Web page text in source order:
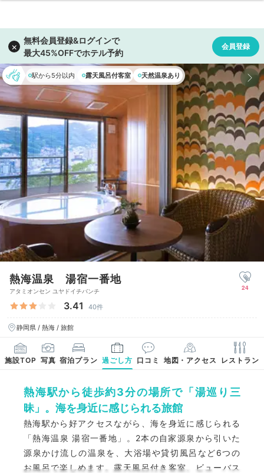
駅から5分以内 露天風呂付客室 天然温泉あり
熱海温泉 湯宿一番地
アタミオンセン ユヤドイチバンチ
3.41 40件
静岡県 / 熱海 / 旅館
24
施設TOP 写真 宿泊プラン 過ごし方 口コミ 地図・アクセス レストラン
熱海駅から徒歩約3分の場所で「湯巡り三
昧」。海を身近に感じられる旅館
熱海駅から好アクセスながら、海を身近に感じられる
「熱海温泉 湯宿一番地」。2本の自家源泉から引いた
源泉かけ流しの温泉を、大浴場や貸切風呂など6つの
お風呂で楽しめます。露天風呂付き客室、ビューバス